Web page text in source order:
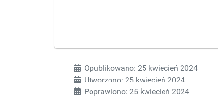
SzczegółyOpublikowano: 25 kwiecień 2024
Utworzono: 25 kwiecień 2024
Poprawiono: 25 kwiecień 2024